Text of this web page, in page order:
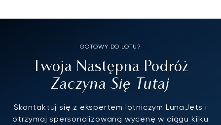
GOTOWY DO LOTU?
Twoja Następna Podróż
Zaczyna Się Tutaj
Skontaktuj się z ekspertem lotniczym LunaJets i
otrzymaj spersonalizowaną wycenę w ciągu kilku